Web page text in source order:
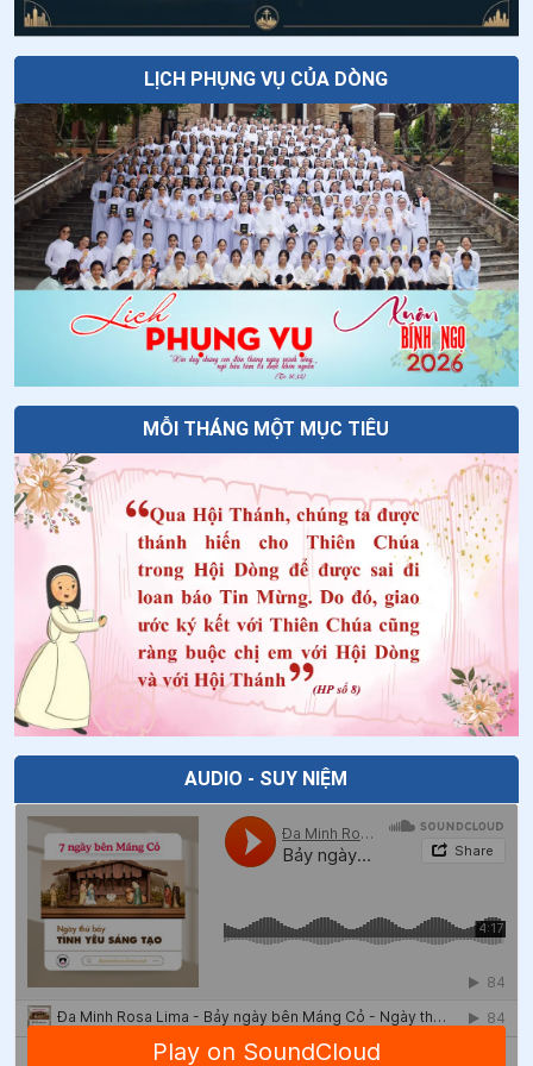
tại Sân vận động Gran Canaria
Huấn từ của Đức Thánh Cha Lêô XIV dành cho các
Giám mục, Linh mục, Phó tế, Nam nữ tu sĩ, Chủng sinh và
Nhân viên mục vụ tại quần đảo Canari
22.Hội thảo Toàn cầu về ngày Thế giới Cầu nguyện cho
việc Bảo vệ Công trình Tạo dựng và sử dụng bản lễ mới
23.Thánh Thể biến đổi con người và lịch sử | Thánh lễ
tại quảng trường Cibeles
Đức Thánh Cha chủ sự giờ canh thức cầu nguyện với
giới trẻ tại Madrid
Đức Thánh Cha Lêô XIV bắt đầu chuyến tông du
26.Công nghị Hồng y bàn về thế giới, thông điệp và
Thượng Hội đồng
27.Lắng nghe lại tiếng gọi "Lên đường"
28.Đức Thánh Cha chủ sự giờ kinh Mân Côi cầu nguyện
cho hòa bình
29 Đức Thánh Cha: Thế giới đang khát khao hy vọng
“Magnifica humanitas"
31. Tóm tắt thông điệp “Magnifica humanitas” của ĐTC
Lêô XIV: AI phải phục vụ nhân loại
32.Đức Thánh Cha: Cần “giải trừ” trí tuệ nhân tạo khỏi
các logic thống trị, loại trừ và chết chóc
Đức Giáo hoàng gặp gỡ một trong những nghị phụ
cuối cùng còn sống của Công đồng Vatican II
Đức Thánh Cha thăm Acerra, gặp gỡ gia đình các
LỊCH PHỤNG VỤ CỦA DÒNG
MỖI THÁNG MỘT MỤC TIÊU
AUDIO - SUY NIỆM